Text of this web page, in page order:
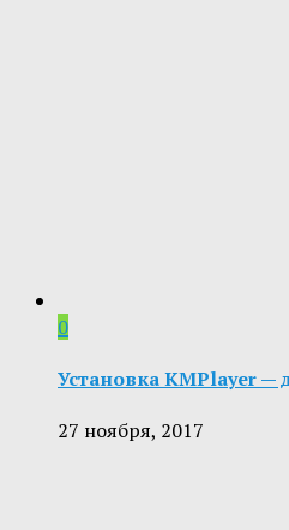
0
Установка KMPlayer
27 ноября, 2017